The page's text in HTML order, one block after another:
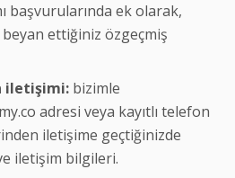
başvurularında ek olarak,
ettiğiniz özgeçmiş
iletişimi: bizimle
adresi veya kayıtlı telefon
iletişime geçtiğinizde
iletişim bilgileri.